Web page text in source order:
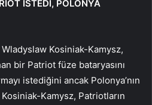
İSTEDİ, POLONYA
Kosiniak-Kamysz,
bir Patriot füze bataryasını
istediğini ancak Polonya’nın
Kamysz, Patriotların